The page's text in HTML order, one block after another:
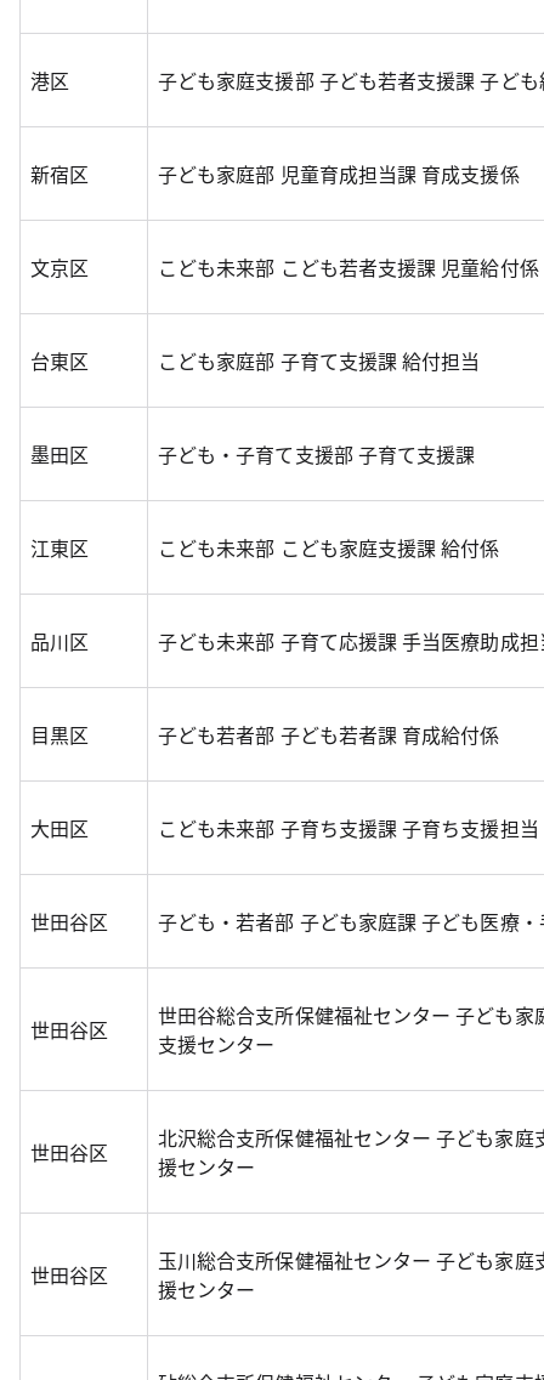
港区 子ども家庭支援部 子ども若者支援課 子ど
新宿区 子ども家庭部 児童育成担当課 育成支援係
文京区 こども未来部 こども若者支援課 児童給付係
台東区 こども家庭部 子育て支援課 給付担当
墨田区 子ども・子育て支援部 子育て支援課
江東区 こども未来部 こども家庭支援課 給付係
品川区 子ども未来部 子育て応援課 手当医療助成担
目黒区 子ども若者部 子ども若者課 育成給付係
大田区 こども未来部 子育ち支援課 子育ち支援担
世田谷区 子ども・若者部 子ども家庭課 子ども医療
世田谷区
世田谷総合支所保健福祉センター 子ども家
支援センター
世田谷区
北沢総合支所保健福祉センター 子ども家庭
援センター
世田谷区
玉川総合支所保健福祉センター 子ども家庭
援センター